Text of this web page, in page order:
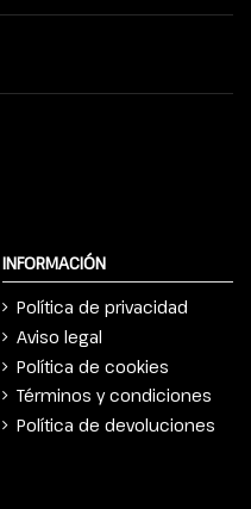
INFORMACIÓN
Política de privacidad
Aviso legal
Política de cookies
Términos y condiciones
Política de devoluciones